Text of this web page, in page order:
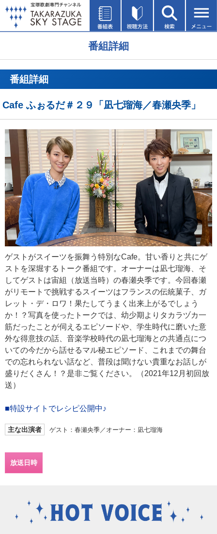
番組詳細
番組詳細
Cafe ふぉるだ＃２９「凪七瑠海／春瀬央季」
ゲストがスイーツを振舞う特別なCafe。甘い香りと共にゲ
ストを深堀するトーク番組です。オーナーは凪七瑠海、そ
してゲストは宙組（放送当時）の春瀬央季です。今回春瀬
がリモートで挑戦するスイーツはフランスの伝統菓子、ガ
レット・デ・ロワ！果たしてうまく出来上がるでしょう
か！？写真を使ったトークでは、幼少期よりタカラヅカ一
筋だったことが伺えるエピソードや、学生時代に磨いた意
外な得意技の話、音楽学校時代の凪七瑠海との共通点につ
いての今だから話せるマル秘エピソード、これまでの舞台
での忘れられない話など、普段は聞けない貴重なお話しが
盛りだくさん！？是非ご覧ください。（2021年12月初回放
送）
■特設サイトでレシピ公開中♪
主な出演者 ゲスト：春瀬央季／オーナー：凪七瑠海
放送日時